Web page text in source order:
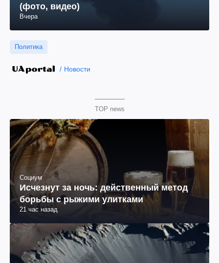
(фото, видео)
Вчера
Политика
Новости
TOP news
Социум
Исчезнут за ночь: действенный метод
борьбы с рыжими улитками
21 час назад